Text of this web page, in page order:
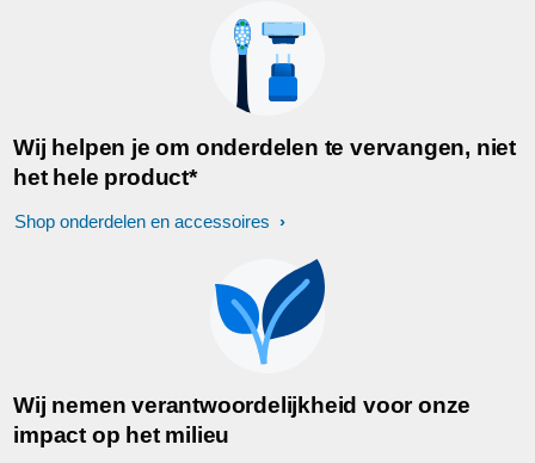
Wij helpen je om onderdelen te vervangen, niet
het hele product*
Shop onderdelen en accessoires
Wij nemen verantwoordelijkheid voor onze
impact op het milieu